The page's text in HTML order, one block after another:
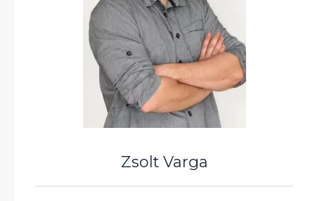
Zsolt Varga